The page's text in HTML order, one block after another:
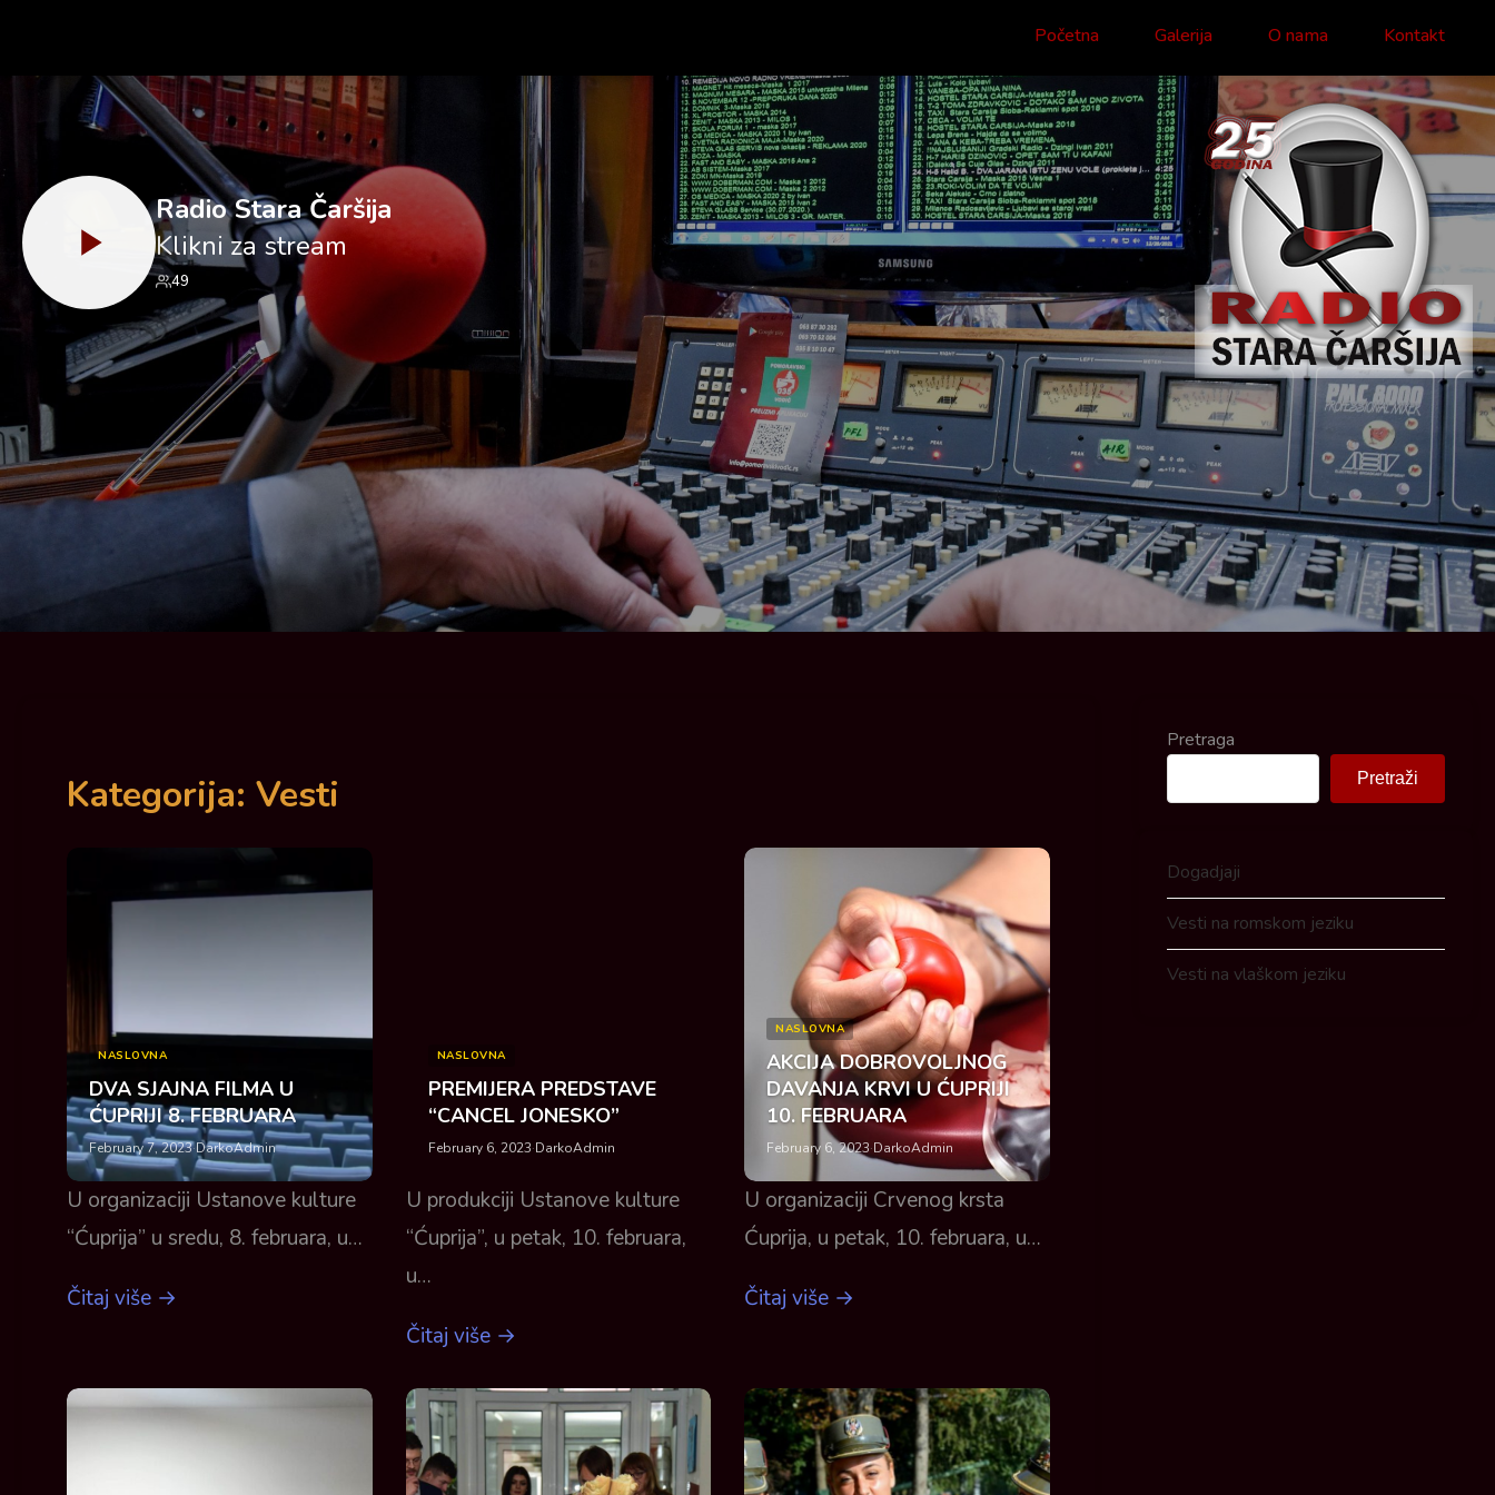
Početna Galerija O nama Kontakt
Radio Stara Čaršija
Klikni za stream
49
Kategorija: Vesti
NASLOVNA
DVA SJAJNA FILMA U
ĆUPRIJI 8. FEBRUARA
February 7, 2023·DarkoAdmin
U organizaciji Ustanove kulture
“Ćuprija” u sredu, 8. februara, u…
Čitaj više →
NASLOVNA
PREMIJERA PREDSTAVE
“CANCEL JONESKO”
February 6, 2023·DarkoAdmin
U produkciji Ustanove kulture
“Ćuprija”, u petak, 10. februara,
u…
Čitaj više →
NASLOVNA
AKCIJA DOBROVOLJNOG
DAVANJA KRVI U ĆUPRIJI
10. FEBRUARA
February 6, 2023·DarkoAdmin
U organizaciji Crvenog krsta
Ćuprija, u petak, 10. februara, u…
Čitaj više →
Pretraga
Pretraži
Dogadjaji
Vesti na romskom jeziku
Vesti na vlaškom jeziku